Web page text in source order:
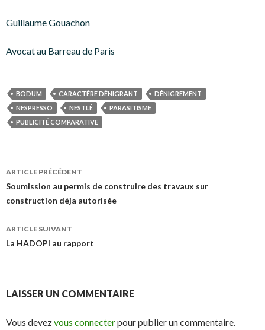
Guillaume Gouachon
Avocat au Barreau de Paris
BODUM CARACTÈRE DÉNIGRANT
DÉNIGREMENT
NESPRESSO
NESTLÉ
PARASITISME
PUBLICITÉ COMPARATIVE
Navigation
des
articles
ARTICLE PRÉCÉDENT
Soumission au permis de construire des travaux sur
construction déja autorisée
ARTICLE SUIVANT
La HADOPI au rapport
LAISSER UN COMMENTAIRE
Vous devezvous connecterpour publier un commentaire.